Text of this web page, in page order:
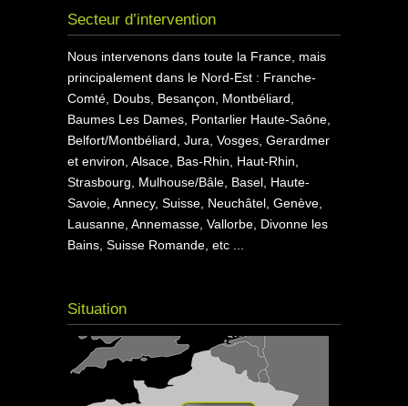
Secteur d’intervention
Nous intervenons dans toute la France, mais
principalement dans le Nord-Est : Franche-
Comté, Doubs, Besançon, Montbéliard,
Baumes Les Dames, Pontarlier Haute-Saône,
Belfort/Montbéliard, Jura, Vosges, Gerardmer
et environ, Alsace, Bas-Rhin, Haut-Rhin,
Strasbourg, Mulhouse/Bâle, Basel, Haute-
Savoie, Annecy, Suisse, Neuchâtel, Genève,
Lausanne, Annemasse, Vallorbe, Divonne les
Bains, Suisse Romande, etc ...
Situation